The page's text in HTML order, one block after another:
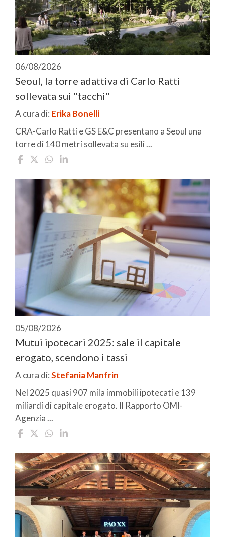
06/08/2026
Seoul, la torre adattiva di Carlo Ratti
sollevata sui "tacchi"
A cura di: Erika Bonelli
CRA-Carlo Ratti e GS E&C presentano a Seoul una
torre di 140 metri sollevata su esili ...
05/08/2026
Mutui ipotecari 2025: sale il capitale
erogato, scendono i tassi
A cura di:Stefania Manfrin
Nel 2025 quasi 907 mila immobili ipotecati e 139
miliardi di capitale erogato. Il Rapporto OMI-
Agenzia ...